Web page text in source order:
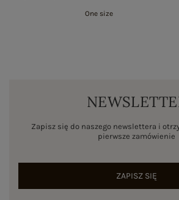
One size
Zapisz się do naszego newslettera i
pierwsze zamówienie
ZAPISZ SIĘ